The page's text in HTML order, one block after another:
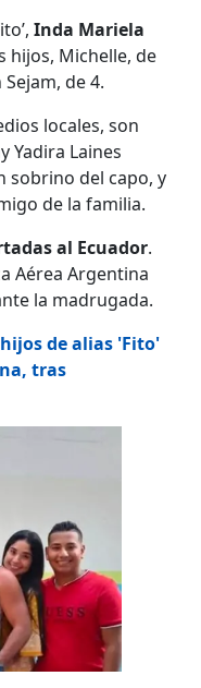
Inda Mariela
hijos, Michelle, de
de 4.
locales, son
Yadira Laines
sobrino del capo, y
de la familia.
al Ecuador.
Aérea Argentina
la madrugada.
de alias 'Fito'
tras